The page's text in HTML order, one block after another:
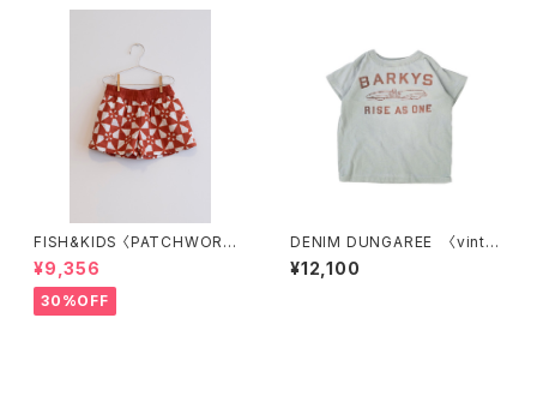
FISH&KIDS 〈PATCHWORK
SHORT〉
¥9,356
30%OFF
DENIM DUNGAREE 〈vinta
ge cotton jersey BARKYS
Tee
¥12,100